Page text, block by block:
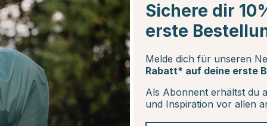
€40.56 €57.95
Bewertung: (3) 5.0 von 5 Sternen
€17.96 €19.95
15
Sichere dir
erste
Melde dich für unseren
Rabatt* auf deine erste
Als Abonnent erhältst du
und Inspiration vor allen